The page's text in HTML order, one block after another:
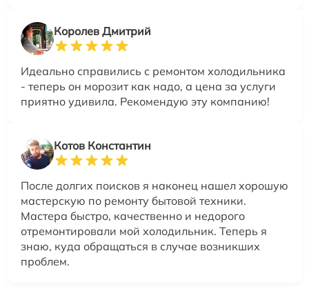
Королев Дмитрий
Идеально справились с ремонтом холодильника
- теперь он морозит как надо, а цена за услуги
приятно удивила. Рекомендую эту компанию!
Котов Константин
После долгих поисков я наконец нашел хорошую
мастерскую по ремонту бытовой техники.
Мастера быстро, качественно и недорого
отремонтировали мой холодильник. Теперь я
знаю, куда обращаться в случае возникших
проблем.